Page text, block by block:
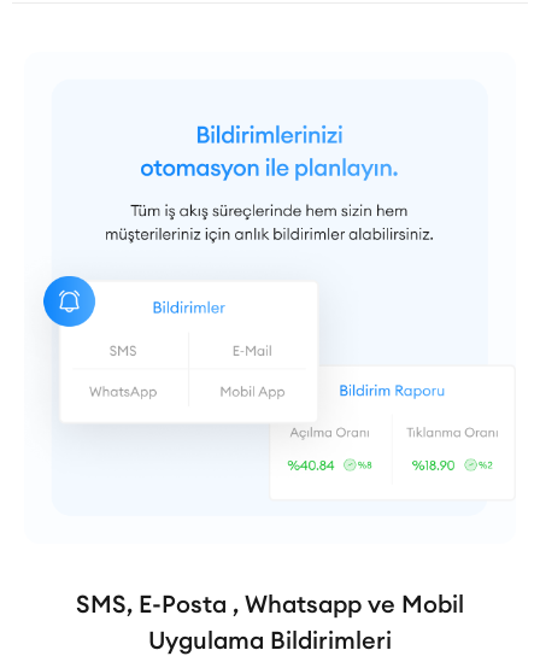
SMS, E-Posta , Whatsapp ve Mobil
Uygulama Bildirimleri